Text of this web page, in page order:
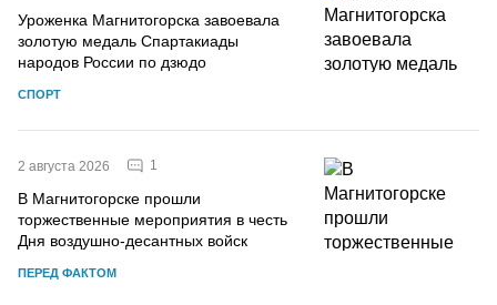
Уроженка Магнитогорска завоевала
золотую медаль Спартакиады
народов России по дзюдо
СПОРТ
2 августа 2026 1
В Магнитогорске прошли
торжественные мероприятия в честь
Дня воздушно-десантных войск
ПЕРЕД ФАКТОМ